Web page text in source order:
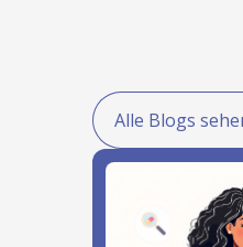
Alle Blogs